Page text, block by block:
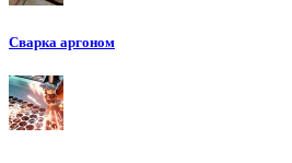
Сварка аргоном